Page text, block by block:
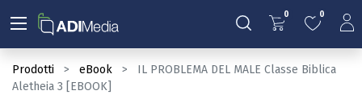
0 0
Prodotti eBook
IL PROBLEMA DEL MALE Classe Biblica
Aletheia 3 [EBOOK]